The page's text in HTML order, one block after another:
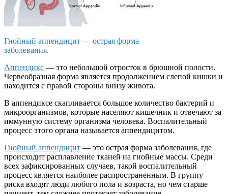
Гнойный аппендицит — острая форма
заболевания.
Аппендикс — это небольшой отросток в брюшной полости.
Червеобразная форма является продолжением слепой кишки и
находится с правой стороны внизу живота.
В аппендиксе скапливается большое количество бактерий и
микроорганизмов, которые населяют кишечник и отвечают за
иммунную систему организма человека. Воспалительный
процесс этого органа называется аппендицитом.
Гнойный аппендицит — это острая форма заболевания, где
происходит расплавление тканей на гнойные массы. Среди
всех зафиксированных случаев, такой воспалительный
процесс является наиболее распространенным. В группу
риска входят люди любого пола и возраста, но чем старше